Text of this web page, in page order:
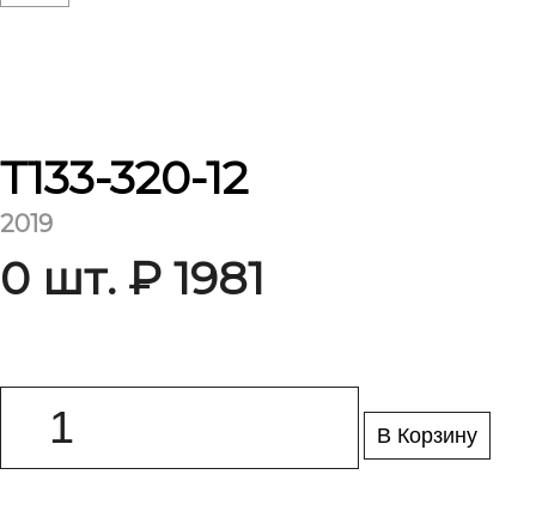
Т133-320-12
2019
0 шт. ₽ 1981
В Корзину